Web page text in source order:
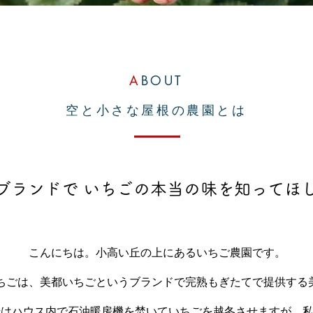
A BOUT
空と小さな屋根の農園とは
ランドで いちごの本当の味を知ってほ
こんにちは。小高い丘の上にあるいちご農園です。
ごは、美都いちごというブランドで完熟もぎたてで提供する